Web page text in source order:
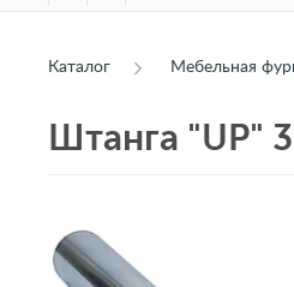
Каталог Мебельная
Штанга "UP"